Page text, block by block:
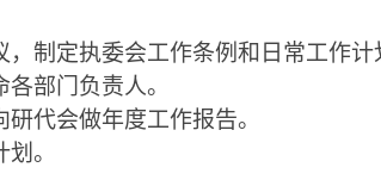
制定执委会工作条例和日常工作计
各部门负责人。
研代会做年度工作报告。
划 。